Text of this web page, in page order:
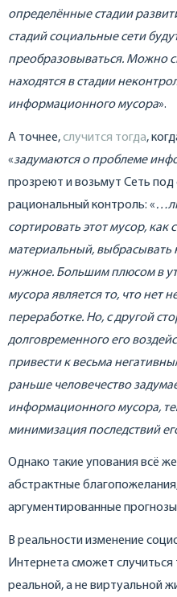
определённые стадии
стадий социальные сети
преобразовываться. Можно
находятся в стадии
информационного мусора».
А точнее,случится тогда,
«задумаются о проблеме
прозреют и возьмут Сеть
рациональный контроль: «
сортировать этот мусор, как
материальный, выбрасывать
нужное. Большим плюсом в
мусора является то, что нет
переработке. Но, с другой
долговременного его
привести к весьма
раньше человечество
информационного мусора,
минимизация последствий
Однако такие упования всё
абстрактные
аргументированные
В реальности изменение
Интернета сможет случиться
реальной, а не виртуальной